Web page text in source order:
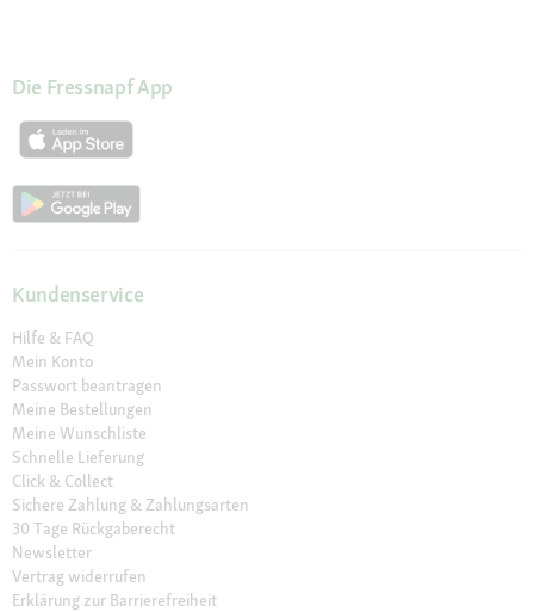
Die Fressnapf App
Kundenservice
Hilfe & FAQ
Mein Konto
Passwort beantragen
Meine Bestellungen
Meine Wunschliste
Schnelle Lieferung
Click & Collect
Sichere Zahlung & Zahlungsarten
30 Tage Rückgaberecht
Newsletter
Vertrag widerrufen
Erklärung zur Barrierefreiheit